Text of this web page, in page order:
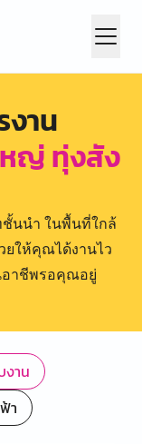
าน
หญ่ ทุ่งสัง
นนำ ในพื้นที่ใกล้
ให้คุณได้งานไว
อาชีพรอคุณอยู่
งาน
า